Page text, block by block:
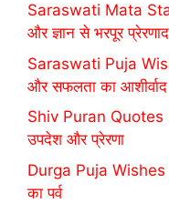
Saraswati Mata
और ज्ञान से भरपूर
Saraswati Puja
और सफलता का आशीर्वाद
Shiv Puran Quotes |
उपदेश और प्रेरणा
Durga Puja Wishes
का पर्व